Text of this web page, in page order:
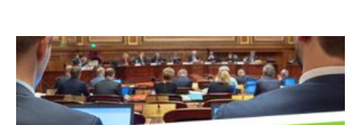
Faire
de
l’évaluation